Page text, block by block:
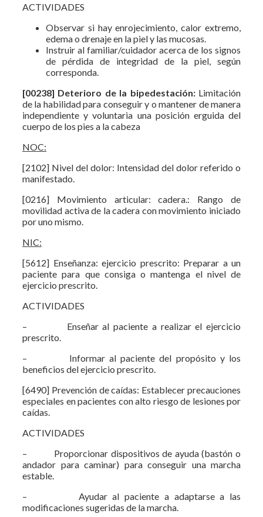
ACTIVIDADES
Observar si hay enrojecimiento, calor extremo,
edema o drenaje en la piel y las mucosas.
Instruir al familiar/cuidador acerca de los signos
de pérdida de integridad de la piel, según
corresponda.
[00238] Deterioro de la bipedestación:Limitación
de la habilidad para conseguir y o mantener de manera
independiente y voluntaria una posición erguida del
cuerpo de los pies a la cabeza
NOC:
[2102] Nivel del dolor: Intensidad del dolor referido o
manifestado.
[0216] Movimiento articular: cadera.: Rango de
movilidad activa de la cadera con movimiento iniciado
por uno mismo.
NIC:
[5612] Enseñanza: ejercicio prescrito: Preparar a un
paciente para que consiga o mantenga el nivel de
ejercicio prescrito.
ACTIVIDADES
– Enseñar al paciente a realizar el ejercicio
prescrito.
– Informar al paciente del propósito y los
beneficios del ejercicio prescrito.
[6490] Prevención de caídas: Establecer precauciones
especiales en pacientes con alto riesgo de lesiones por
caídas.
ACTIVIDADES
– Proporcionar dispositivos de ayuda (bastón o
andador para caminar) para conseguir una marcha
estable.
– Ayudar al paciente a adaptarse a las
modificaciones sugeridas de la marcha.